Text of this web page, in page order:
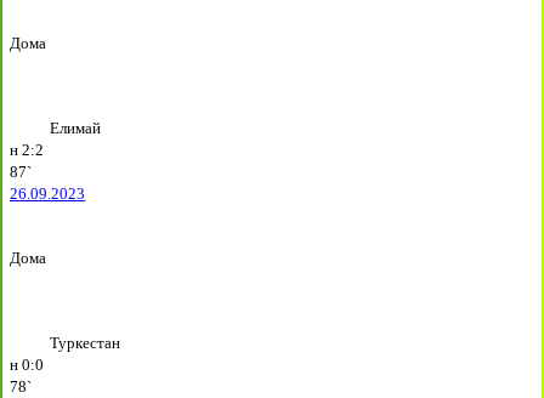
Дома
Елимай
н 2:2
87`
26.09.2023
Дома
Туркестан
н 0:0
78`